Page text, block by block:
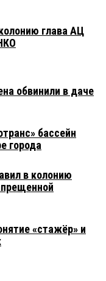
глава АЦ
обвинили в даче
бассейн
города
в колонию
«стажёр» и